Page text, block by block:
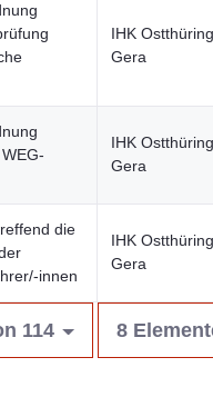
IHK
Gera
IHK
Gera
die
innen
IHK
Gera
114 8